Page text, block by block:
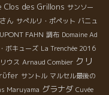
Clos des Grillons サンソー
ん サぺルリ・ポペット バニュ
FAHN 調布 Domaine Ad
ボキューズ La Trenchée 2016
ウス Arnaud Combier クリ
サントル マルセル最後の
Maruyama グラナダ Cuvée